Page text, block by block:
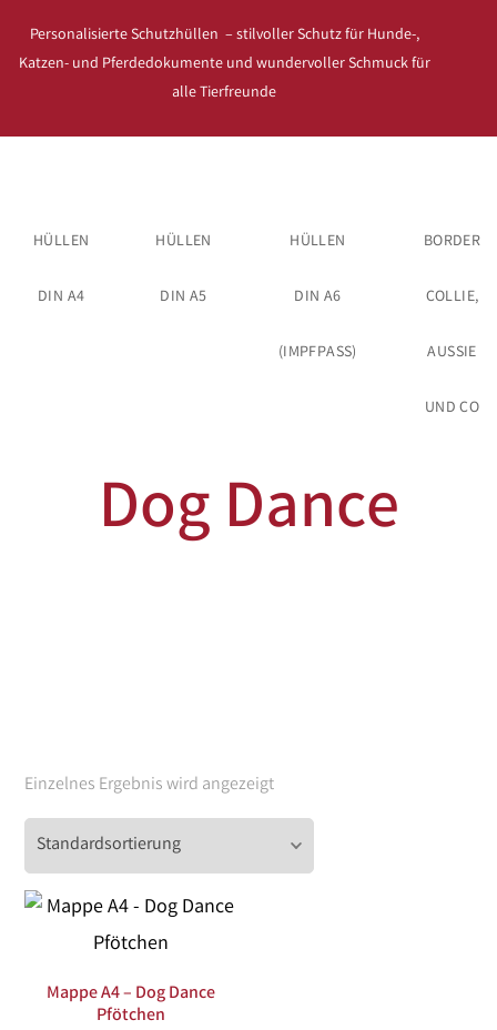
Personalisierte Schutzhüllen – stilvoller Schutz für Hunde-,
Katzen- und Pferdedokumente und wundervoller Schmuck für
alle Tierfreunde
HÜLLEN
DIN A4
HÜLLEN
DIN A5
HÜLLEN
DIN A6
(IMPFPASS)
BORDER
COLLIE,
AUSSIE
UND CO
Dog Dance
Einzelnes Ergebnis wird angezeigt
Mappe A4 – Dog Dance
Pfötchen